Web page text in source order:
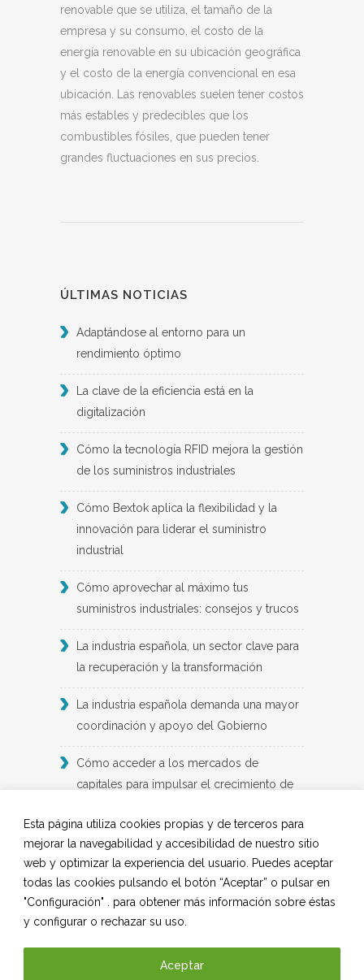
Esta página utiliza cookies propias y de terceros para
mejorar la navegabilidad y accesibilidad de nuestro sitio
web y optimizar la experiencia del usuario. Puedes aceptar
todas las cookies pulsando el botón “Aceptar” o pulsar en
"Configuración" . para obtener más información sobre éstas
y configurar o rechazar su uso.
Aceptar
renovable que se utiliza, el tamaño de la
empresa y su consumo, el costo de la
energía renovable en su ubicación geográfica
y el costo de la energía convencional en esa
ubicación. Las renovables suelen tener costos
más estables y predecibles que los
combustibles fósiles, que pueden tener
grandes fluctuaciones en sus precios.
ÚLTIMAS NOTICIAS
Adaptándose al entorno para un
rendimiento óptimo
La clave de la eficiencia está en la
digitalización
Cómo la tecnología RFID mejora la gestión
de los suministros industriales
Cómo Bextok aplica la flexibilidad y la
innovación para liderar el suministro
industrial
Cómo aprovechar al máximo tus
suministros industriales: consejos y trucos
La industria española, un sector clave para
la recuperación y la transformación
La industria española demanda una mayor
coordinación y apoyo del Gobierno
Cómo acceder a los mercados de
capitales para impulsar el crecimiento de
BME y Deloitte
2024: un año de ‘indefinición’ para el
suministro industrial
Demanda laboral en la industria futura